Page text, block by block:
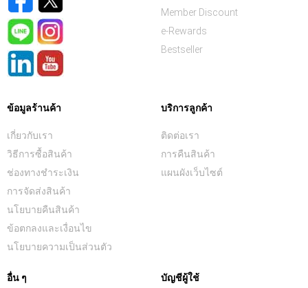
Member Discount
e-Rewards
Bestseller
ข้อมูลร้านค้า
เกี่ยวกับเรา
วิธีการซื้อสินค้า
ช่องทางชำระเงิน
การจัดส่งสินค้า
นโยบายคืนสินค้า
ข้อตกลงและเงื่อนไข
นโยบายความเป็นส่วนตัว
บริการลูกค้า
ติดต่อเรา
การคืนสินค้า
แผนผังเว็บไซต์
อื่น ๆ บัญชีผู้ใช้